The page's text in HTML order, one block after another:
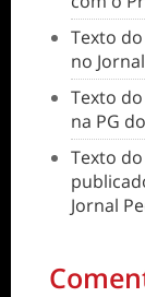
Texto
no
Texto
na PG
Texto
Jornal